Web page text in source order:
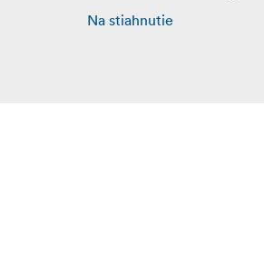
Na stiahnutie